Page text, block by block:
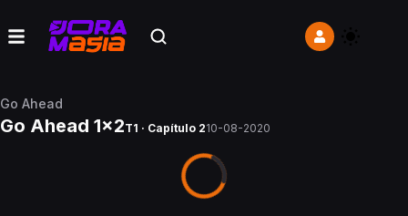
Go Ahead
Go Ahead 1x2T1 · Capítulo 210-08-2020